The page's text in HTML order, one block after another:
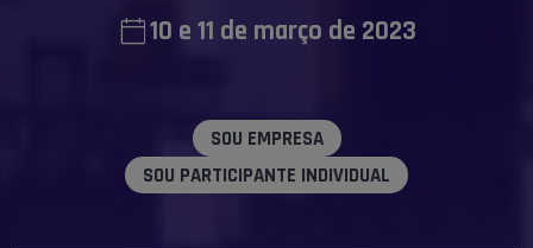
10 e 11 de março de 2023
SOU EMPRESA
SOU PARTICIPANTE INDIVIDUAL